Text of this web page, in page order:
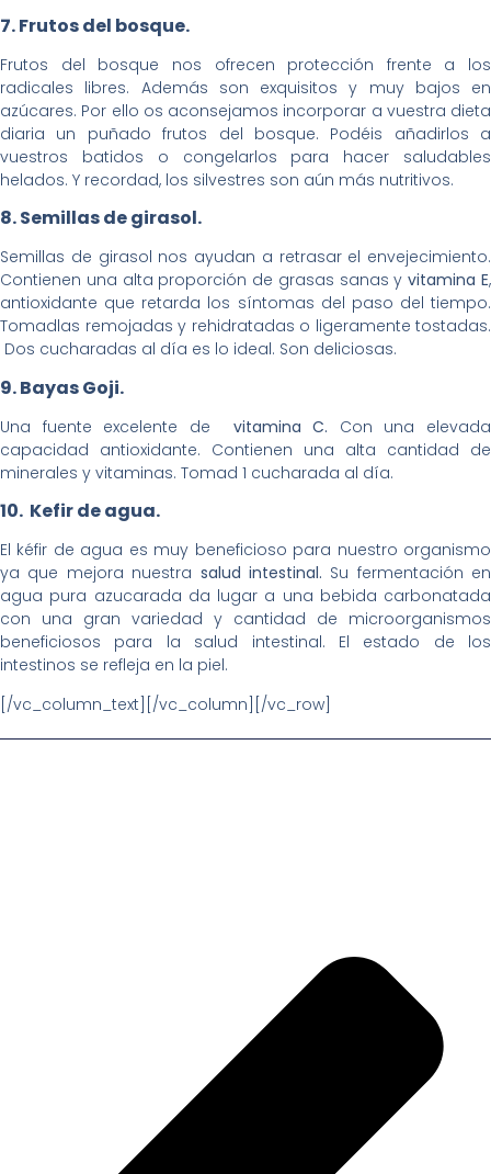
7. Frutos del bosque.
Frutos del bosque nos ofrecen protección frente a los
radicales libres. Además son exquisitos y muy bajos en
azúcares. Por ello os aconsejamos incorporar a vuestra dieta
diaria un puñado frutos del bosque. Podéis añadirlos a
vuestros batidos o congelarlos para hacer saludables
helados. Y recordad, los silvestres son aún más nutritivos.
8. Semillas de girasol.
Semillas de girasol nos ayudan a retrasar el envejecimiento.
Contienen una alta proporción de grasas sanas yvitamina E,
antioxidante que retarda los síntomas del paso del tiempo.
Tomadlas remojadas y rehidratadas o ligeramente tostadas.
Dos cucharadas al día es lo ideal. Son deliciosas.
9. Bayas Goji.
Una fuente excelente de vitamina C. Con una elevada
capacidad antioxidante. Contienen una alta cantidad de
minerales y vitaminas. Tomad 1 cucharada al día.
10. Kefir de agua.
El kéfir de agua es muy beneficioso para nuestro organismo
ya que mejora nuestra salud intestinal. Su fermentación en
agua pura azucarada da lugar a una bebida carbonatada
con una gran variedad y cantidad de microorganismos
beneficiosos para la salud intestinal. El estado de los
intestinos se refleja en la piel.
[/vc_column_text][/vc_column][/vc_row]